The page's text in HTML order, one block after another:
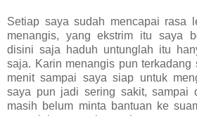
Setiap saya sudah mencapai rasa
menangis, yang ekstrim itu saya
disini saja haduh untunglah itu
saja. Karin menangis pun terkadang
menit sampai saya siap untuk
saya pun jadi sering sakit, sampai
masih belum minta bantuan ke